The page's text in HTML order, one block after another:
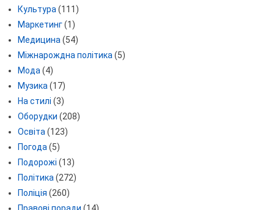
Культура (111)
Маркетинг(1)
Медицина (54)
Міжнарождна політика (5)
Мода (4)
Музика (17)
На стилі (3)
Оборудки (208)
Освіта (123)
Погода (5)
Подорожі (13)
Політика (272)
Поліція (260)